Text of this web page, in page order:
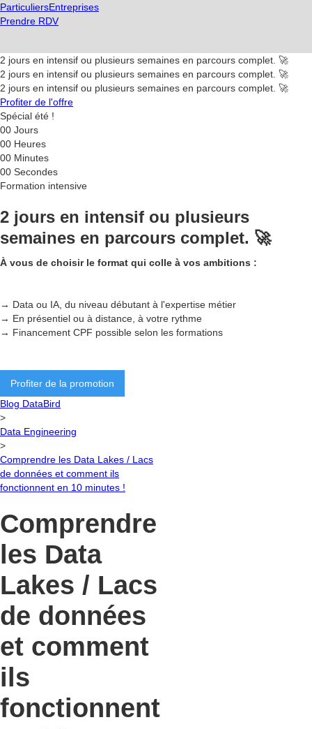
ParticuliersEntreprises
Prendre RDV
2 jours en intensif ou plusieurs semaines en parcours complet. 🚀
2 jours en intensif ou plusieurs semaines en parcours complet. 🚀
2 jours en intensif ou plusieurs semaines en parcours complet. 🚀
Profiter de l'offre
Spécial été !
00 Jours
00 Heures
00 Minutes
00 Secondes
Formation intensive
2 jours en intensif ou plusieurs
semaines en parcours complet. 🚀
À vous de choisir le format qui colle à vos ambitions :
→ Data ou IA, du niveau débutant à l'expertise métier
→ En présentiel ou à distance, à votre rythme
→ Financement CPF possible selon les formations
Profiter de la promotion
Blog DataBird
>
Data Engineering
>
Comprendre les Data Lakes / Lacs
de données et comment ils
fonctionnent en 10 minutes !
Comprendre
les Data
Lakes / Lacs
de données
et comment
ils
fonctionnent